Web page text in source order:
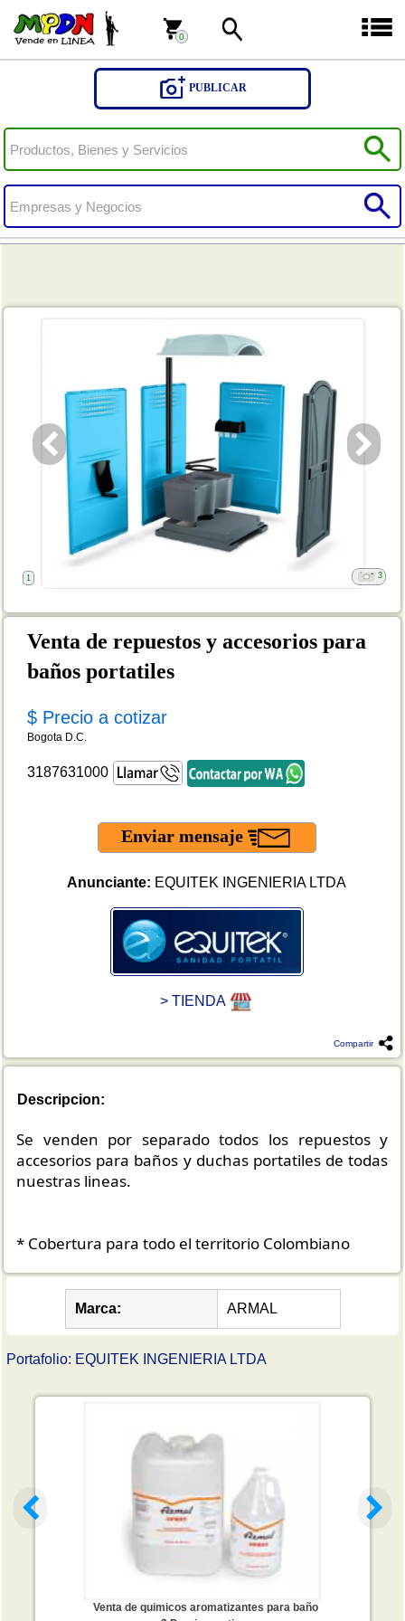
0
PUBLICAR
0
1 3
Venta de repuestos y accesorios para
baños portatiles
$ Precio a cotizar
Bogota D.C.
3187631000
Enviar mensaje
Anunciante: EQUITEK INGENIERIA LTDA
> TIENDA
Compartir
Descripcion:
Se venden por separado todos los repuestos y
accesorios para baños y duchas portatiles de todas
nuestras lineas.
* Cobertura para todo el territorio Colombiano
Marca: ARMAL
Portafolio: EQUITEK INGENIERIA LTDA
Venta de quimicos aromatizantes para baño